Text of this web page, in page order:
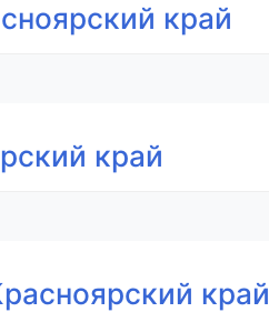
край
край
край